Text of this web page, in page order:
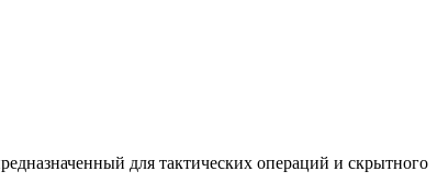
для тактических операций и скрытного